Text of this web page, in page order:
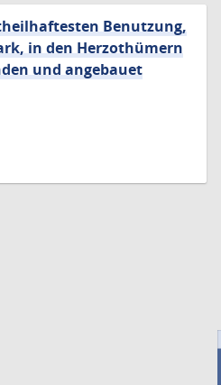
Benutzung,
in den Herzothümern
und angebauet